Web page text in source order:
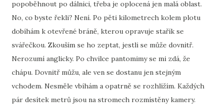
popoběhnout po dálnici, třeba je oplocená jen malá oblast.
No, co byste řekli? Není. Po pěti kilometrech kolem plotu
dobíhám k otevřené bráně, kterou opravuje stařík se
svářečkou. Zkouším se ho zeptat, jestli se může dovnitř.
Nerozumí anglicky. Po chvilce pantomimy se mi zdá, že
chápu. Dovnitř můžu, ale ven se dostanu jen stejným
vchodem. Nesměle vbíhám a opatrně se rozhlížím. Každých
pár desítek metrů jsou na stromech rozmístěny kamery.